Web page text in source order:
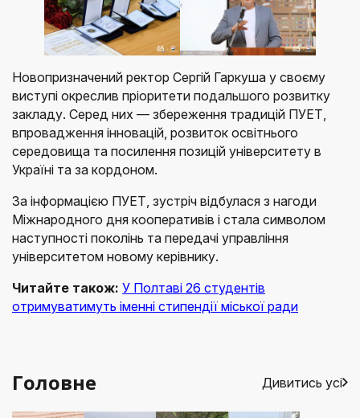
Новопризначений ректор Сергій Гаркуша у своєму
виступі окреслив пріоритети подальшого розвитку
закладу. Серед них — збереження традицій ПУЕТ,
впровадження інновацій, розвиток освітнього
середовища та посилення позицій університету в
Україні та за кордоном.
За інформацією ПУЕТ, зустріч відбулася з нагоди
Міжнародного дня кооперативів і стала символом
наступності поколінь та передачі управління
університетом новому керівнику.
Читайте також: У Полтаві 26 студентів
отримуватимуть іменні стипендії міської ради
Головне Дивитись усі